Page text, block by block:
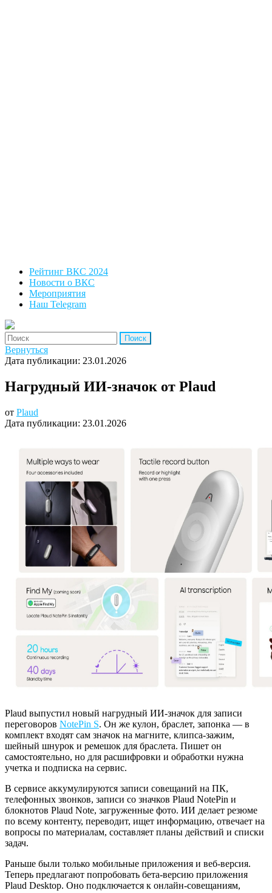
Рейтинг ВКС 2024
Новости о ВКС
Мероприятия
Наш Telegram
'Найти:
Вернуться
Дата публикации: 23.01.2026
Нагрудный ИИ-значок от Plaud
от Plaud
Дата публикации: 23.01.2026
Plaud выпустил новый нагрудный ИИ-значок для записи
переговоров NotePin S. Он же кулон, браслет, запонка — в
комплект входят сам значок на магните, клипса-зажим,
шейный шнурок и ремешок для браслета. Пишет он
самостоятельно, но для расшифровки и обработки нужна
учетка и подписка на сервис.
В сервисе аккумулируются записи совещаний на ПК,
телефонных звонков, записи со значков Plaud NotePin и
блокнотов Plaud Note, загруженные фото. ИИ делает резюме
по всему контенту, переводит, ищет информацию, отвечает на
вопросы по материалам, составляет планы действий и списки
задач.
Раньше были только мобильные приложения и веб-версия.
Теперь предлагают попробовать бета-версию приложения
Plaud Desktop. Оно подключается к онлайн-совещаниям,